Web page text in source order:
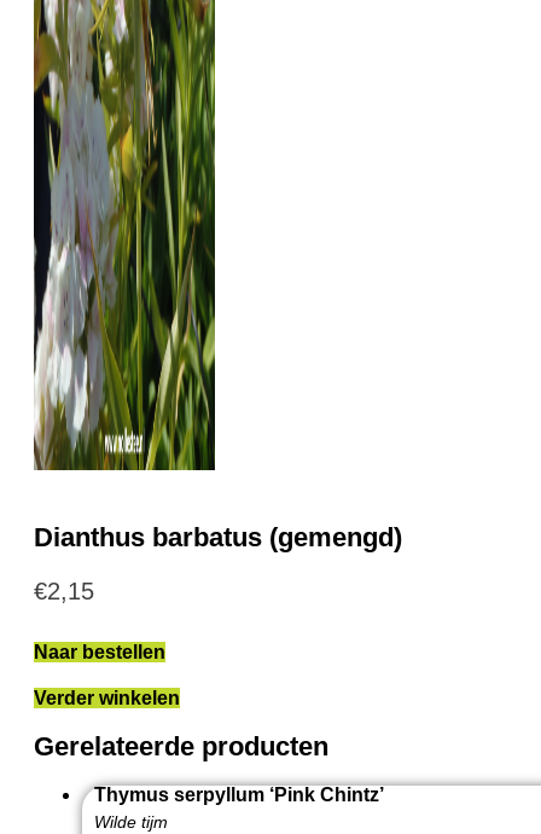
Dianthus barbatus (gemengd)
€2,15
Naar bestellen
Verder winkelen
Gerelateerde producten
Thymus serpyllum ‘Pink Chintz’
Wilde tijm